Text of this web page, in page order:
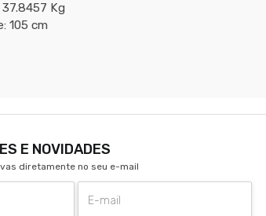
37.8457 Kg
105 cm
E NOVIDADES
diretamente no seu e-mail